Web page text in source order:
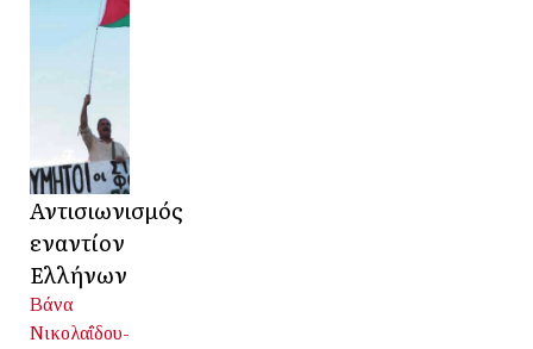
Αντισιωνισμός
εναντίον
Ελλήνων
Βάνα
Νικολαΐδου-